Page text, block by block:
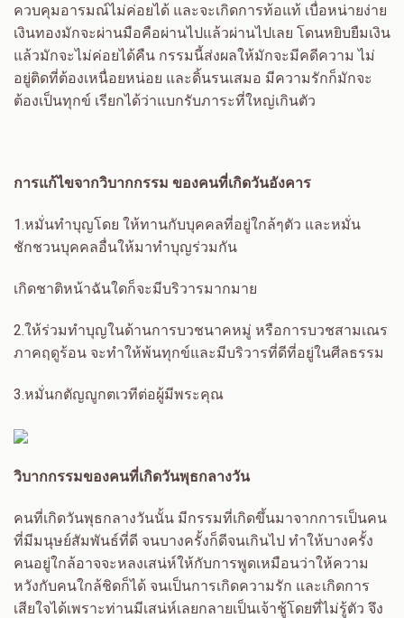
ควบคุมอารมณ์ไม่ค่อยได้ และจะเกิดการท้อแท้ เบื่อหน่ายง่าย
เงินทองมักจะผ่านมือคือผ่านไปแล้วผ่านไปเลย โดนหยิบยืมเงิน
แล้วมักจะไม่ค่อยได้คืน กรรมนี้ส่งผลให้มักจะมีคดีความ ไม่
อยู่ติดที่ต้องเหนื่อยหน่อย และดิ้นรนเสมอ มีความรักก็มักจะ
ต้องเป็นทุกข์ เรียกได้ว่าแบกรับภาระที่ใหญ่เกินตัว
การแก้ไขจากวิบากกรรม ของคนที่เกิดวันอังคาร
1.หมั่นทำบุญโดย ให้ทานกับบุคคลที่อยู่ใกล้ๆตัว และหมั่น
ชักชวนบุคคลอื่นให้มาทำบุญร่วมกัน
เกิดชาติหน้าฉันใดก็จะมีบริวารมากมาย
2.ให้ร่วมทำบุญในด้านการบวชนาคหมู่ หรือการบวชสามเณร
ภาคฤดูร้อน จะทำให้พ้นทุกข์และมีบริวารที่ดีที่อยู่ในศีลธรรม
3.หมั่นกตัญญูกตเวทีต่อผู้มีพระคุณ
วิบากกรรมของคนที่เกิดวันพุธกลางวัน
คนที่เกิดวันพุธกลางวันนั้น มีกรรมที่เกิดขึ้นมาจากการเป็นคน
ที่มีมนุษย์สัมพันธ์ที่ดี จนบางครั้งก็ดีจนเกินไป ทำให้บางครั้ง
คนอยู่ใกล้อาจจะหลงเสน่ห์ให้กับการพูดเหมือนว่าให้ความ
หวังกับคนใกล้ชิดก็ได้ จนเป็นการเกิดความรัก และเกิดการ
เสียใจได้เพราะท่านมีเสน่ห์เลยกลายเป็นเจ้าชู้โดยที่ไม่รู้ตัว จึง